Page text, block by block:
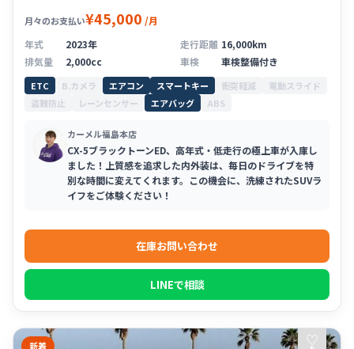
月々のお支払い¥45,000 /月
年式
2023年 走行距離 16,000km
排気量
2,000cc 車検 車検整備付き
ETC B.カメラ エアコン スマートキー 衝突軽減
電動スライド
盗難防止
レーンセンサー エアバッグ ABS
カーメル福島本店
CX-5ブラックトーンED、高年式・低走行の極上車が入庫し
ました！上質感を追求した内外装は、毎日のドライブを特
別な時間に変えてくれます。この機会に、洗練されたSUVラ
イフをご体験ください！
在庫お問い合わせ
LINEで相談
新着 ♡